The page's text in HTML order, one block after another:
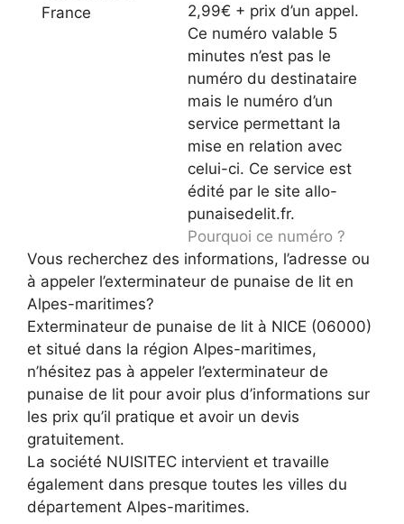
France
2,99€ + prix d’un appel.
Ce numéro valable 5
minutes n’est pas le
numéro du destinataire
mais le numéro d’un
service permettant la
mise en relation avec
celui-ci. Ce service est
édité par le site allo-
punaisedelit.fr.
Pourquoi ce numéro ?
Vous recherchez des informations, l’adresse ou
à appeler l’exterminateur de punaise de lit en
Alpes-maritimes?
Exterminateur de punaise de lit à NICE (06000)
et situé dans la région Alpes-maritimes,
n’hésitez pas à appeler l’exterminateur de
punaise de lit pour avoir plus d’informations sur
les prix qu’il pratique et avoir un devis
gratuitement.
La société NUISITEC intervient et travaille
également dans presque toutes les villes du
département Alpes-maritimes.